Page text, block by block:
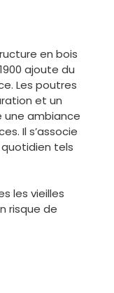
en bois
ajoute du
Les poutres
et un
une ambiance
Il s’associe
tels
les vieilles
risque de